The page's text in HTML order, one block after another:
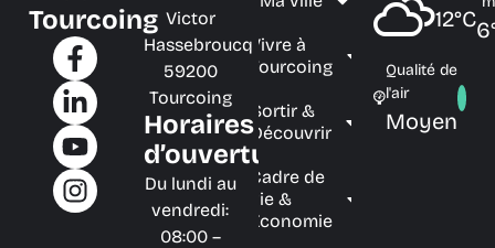
Tourcoing Victor
Hassebroucq
59200
Tourcoing
Horaires
d’ouverture
Du lundi au
vendredi:
08:00 –
Vivre à
Tourcoing
Sortir &
Découvrir
Cadre de
vie &
Économie
12°C
Qualité de
l'air
Moyen